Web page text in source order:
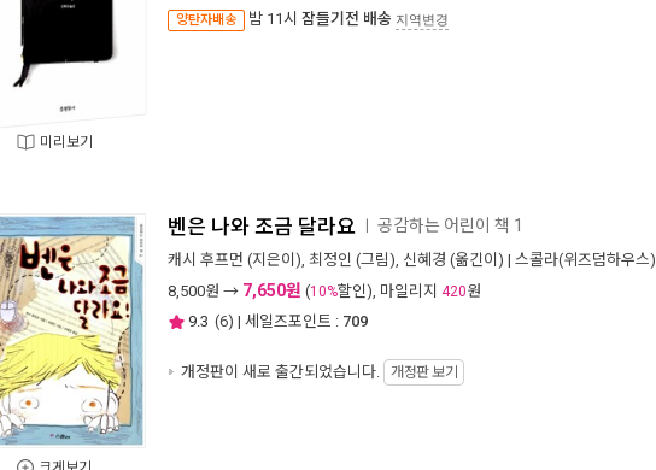
미리보기
양탄자배송 밤 11시 잠들기전 배송 지역변경
벤은 나와 조금 달라요 공감하는 어린이 책 1
캐시 후프먼 (지은이), 최정인 (그림), 신혜경 (옮긴이) | 스콜라(위즈덤하우스)
8,500원 → 7,650원 (10%할인), 마일리지 420원
9.3 (6) | 세일즈포인트 : 709
개정판이 새로 출간되었습니다. 개정판 보기